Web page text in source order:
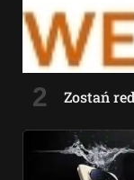
Zostań